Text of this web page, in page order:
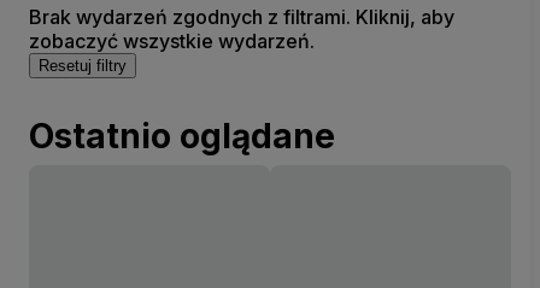
Brak wydarzeń zgodnych z filtrami. Kliknij, aby
zobaczyć wszystkie wydarzeń.
Resetuj filtry
Ostatnio oglądane